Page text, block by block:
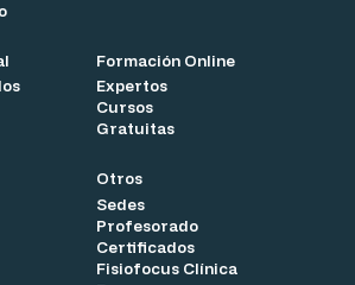
Formación Online
Expertos
Cursos
Gratuitas
Otros
Sedes
Profesorado
Certificados
Fisiofocus Clínica